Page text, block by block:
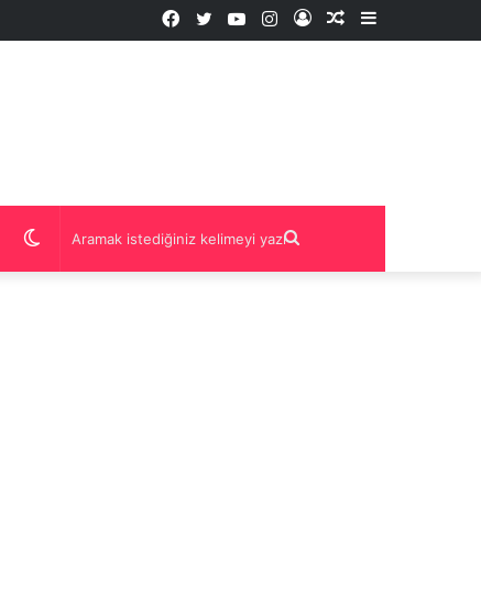
Kenar
Rastgele
Kayıt
Instagram
YouTube
Twitter
Facebook
Aramak